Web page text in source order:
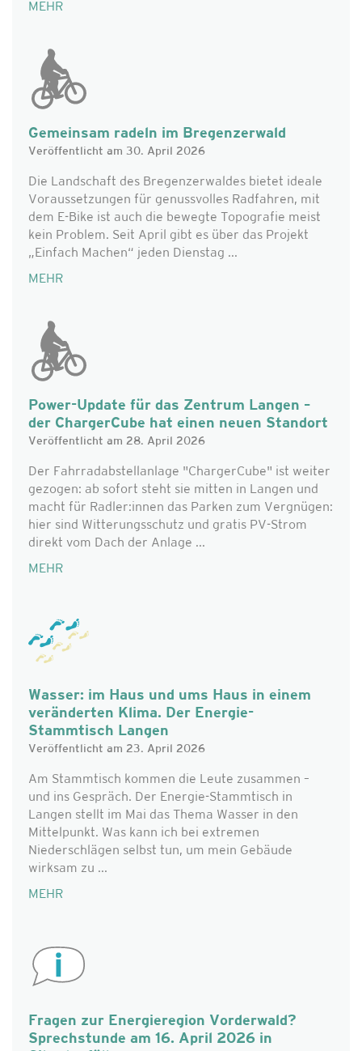
MEHR
Gemeinsam radeln im Bregenzerwald
Veröffentlicht am 30. April 2026
Die Landschaft des Bregenzerwaldes bietet ideale
Voraussetzungen für genussvolles Radfahren, mit
dem E-Bike ist auch die bewegte Topografie meist
kein Problem. Seit April gibt es über das Projekt
„Einfach Machen“ jeden Dienstag ...
MEHR
Power-Update für das Zentrum Langen –
der ChargerCube hat einen neuen Standort
Veröffentlicht am 28. April 2026
Der Fahrradabstellanlage "ChargerCube" ist weiter
gezogen: ab sofort steht sie mitten in Langen und
macht für Radler:innen das Parken zum Vergnügen:
hier sind Witterungsschutz und gratis PV-Strom
direkt vom Dach der Anlage ...
MEHR
Wasser: im Haus und ums Haus in einem
veränderten Klima. Der Energie-
Stammtisch Langen
Veröffentlicht am 23. April 2026
Am Stammtisch kommen die Leute zusammen –
und ins Gespräch. Der Energie-Stammtisch in
Langen stellt im Mai das Thema Wasser in den
Mittelpunkt. Was kann ich bei extremen
Niederschlägen selbst tun, um mein Gebäude
wirksam zu ...
MEHR
Fragen zur Energieregion Vorderwald?
Sprechstunde am 16. April 2026 in